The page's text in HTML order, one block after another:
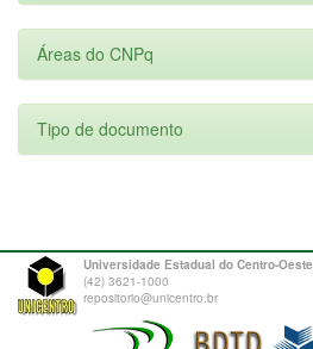
Áreas do CNPq
Tipo de documento
Universidade Estadual do Centro-Oeste
(42) 3621-1000
repositorio@unicentro.br